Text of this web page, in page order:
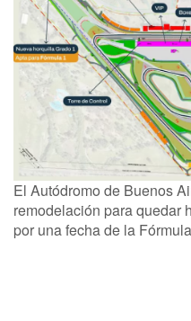
El Autódromo de Buenos
remodelación para quedar
por una fecha de la